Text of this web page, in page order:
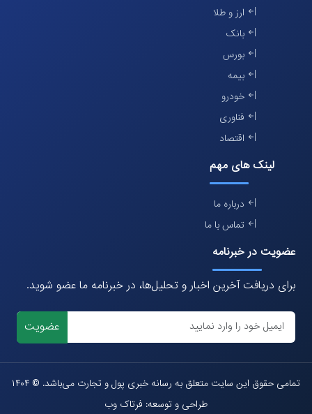
ارز و طلا
بانک
بورس
بیمه
خودرو
فناوری
اقتصاد
لینک های مهم
درباره ما
تماس با ما
عضویت در خبرنامه
برای دریافت آخرین اخبار و تحلیل‌ها، در خبرنامه ما عضو شوید.
عضویت
تمامی حقوق این سایت متعلق به رسانه خبری پول و تجارت می‌باشد. © ۱۴۰۴
طراحی و توسعه: فرتاک وب